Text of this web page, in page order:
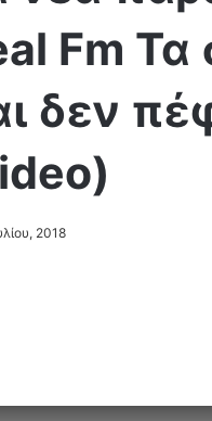
Fm Τα
δεν
2018